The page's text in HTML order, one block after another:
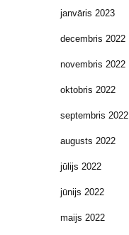
janvāris 2023
decembris 2022
novembris 2022
oktobris 2022
septembris 2022
augusts 2022
jūlijs 2022
jūnijs 2022
maijs 2022